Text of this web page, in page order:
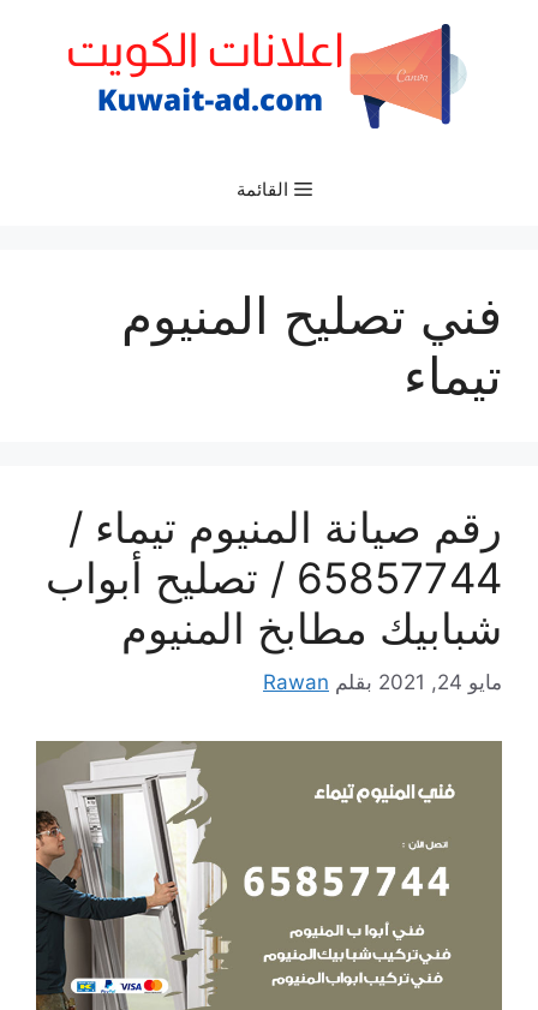
القائمة
فني تصليح المنيوم
تيماء
رقم صيانة المنيوم تيماء /
65857744 / تصليح أبواب
شبابيك مطابخ المنيوم
مايو 24, 2021 بقلم Rawan